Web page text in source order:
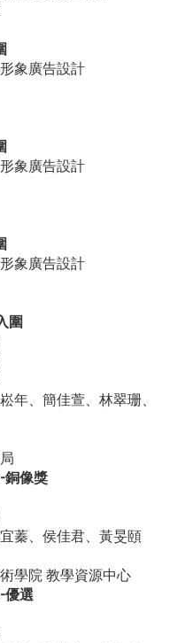
象廣告設計
象廣告設計
象廣告設計
圍
年、簡佳萱、林翠珊、
銅像獎
蓁、侯佳君、黃旻頤
學院 教學資源中心
優選